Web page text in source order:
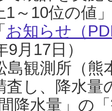
1～10位の値
お知らせ（
月17日）
島観測所（熊
査し、降水
間降水量」の